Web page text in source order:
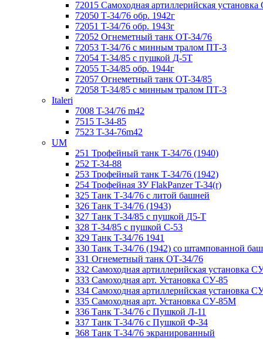
72015 Самоходная артиллерийская
72050 Т-34/76 обр. 1942г
72051 T-34/76 обр. 1943г
72052 Огнеметный танк OT-34/76
72053 T-34/76 с минным тралом ПТ-3
72054 T-34/85 с пушкой Д-5Т
72055 T-34/85 обр. 1944г
72057 Огнеметный танк ОT-34/85
72058 T-34/85 с минным тралом ПТ-3
Italeri
7008 T-34/76 m42
7515 T-34-85
7523 T-34-76m42
UM
251 Трофейный танк Т-34/76 (1940)
252 T-34-88
253 Трофейный танк Т-34/76 (1942)
254 Трофейная ЗУ FlakPanzer T-34(r)
325 Танк Т-34/76 с литой башней
326 Танк Т-34/76 (1943)
327 Танк Т-34/85 с пушкой Д5-Т
328 Т-34/85 с пушкой С-53
329 Танк T-34/76 1941
330 Танк Т-34/76 (1942) со штампованной
331 Огнеметный танк ОТ-34/76
332 Самоходная артиллерийская установка
333 Самоходная арт. Установка СУ-85
334 Самоходная артиллерийская установка
335 Самоходная арт. Установка СУ-85М
336 Танк Т-34/76 с Пушкой Л-11
337 Танк Т-34/76 с Пушкой Ф-34
368 Танк Т-34/76 экранированный